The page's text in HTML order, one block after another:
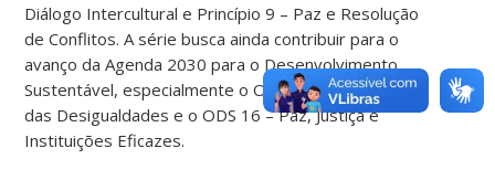
Diálogo Intercultural e Princípio 9 – Paz e Resolução
de Conflitos. A série busca ainda contribuir para o
avanço da Agenda 2030 para o Desenvolvimento
Sustentável, especialmente o ODS 10 – Redução
das Desigualdades e o ODS 16 – Paz, Justiça e
Instituições Eficazes.